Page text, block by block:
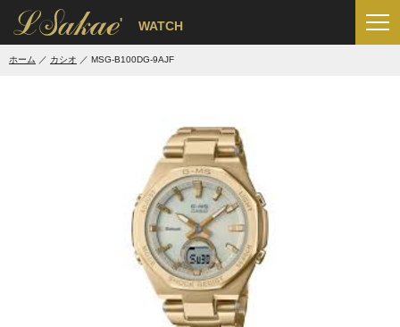
' WATCH
ホーム カシオ MSG-B100DG-9AJF